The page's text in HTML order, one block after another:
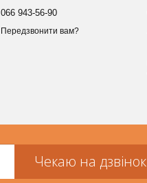
066 943-56-90
Передзвонити вам?
Чекаю на дзвінок